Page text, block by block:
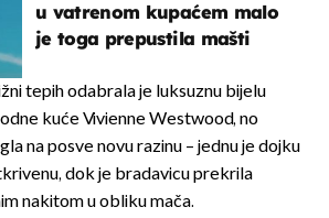
u vatrenom kupaćem malo
je toga prepustila mašti
tepih odabrala je luksuznu bijelu
kuće Vivienne Westwood, no
na posve novu razinu – jednu je dojku
dok je bradavicu prekrila
nakitom u obliku mača.